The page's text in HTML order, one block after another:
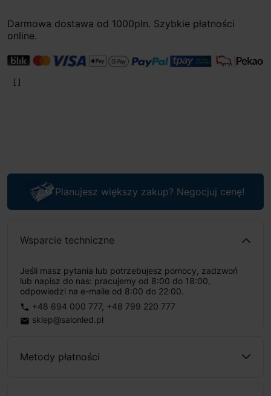
Darmowa dostawa od 1000pln. Szybkie płatności
online.
Planujesz większy zakup? Negocjuj cenę!
Wsparcie techniczne
Jeśli masz pytania lub potrzebujesz pomocy, zadzwoń
lub napisz do nas: pracujemy od 8:00 do 18:00,
odpowiedzi na e-maile od 8:00 do 22:00.
phone +48 694 000 777, +48 799 220 777
email sklep@salonled.pl
Metody płatności